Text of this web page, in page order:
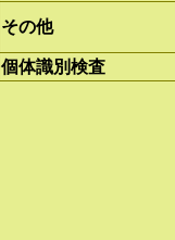
その他
個体識別検査